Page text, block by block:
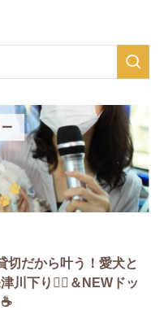
切だから叶う！愛犬と
川下り🚣‍♀️＆NEWドッ